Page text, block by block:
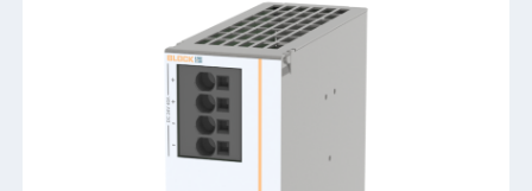
m
a
n
t
e
r
a
c
h
u
n
g
f
e
n
e
r
g